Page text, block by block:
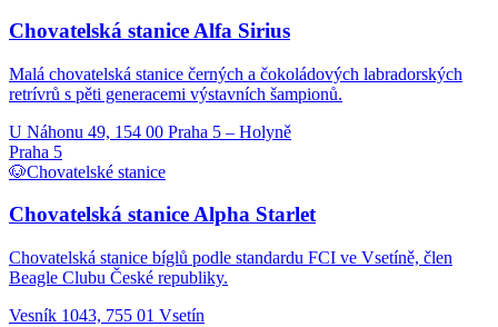
Chovatelská stanice Alfa Sirius
Malá chovatelská stanice černých a čokoládových labradorských
retrívrů s pěti generacemi výstavních šampionů.
U Náhonu 49, 154 00 Praha 5 – Holyně
Praha 5
🐶Chovatelské stanice
Chovatelská stanice Alpha Starlet
Chovatelská stanice bíglů podle standardu FCI ve Vsetíně, člen
Beagle Clubu České republiky.
Vesník 1043, 755 01 Vsetín